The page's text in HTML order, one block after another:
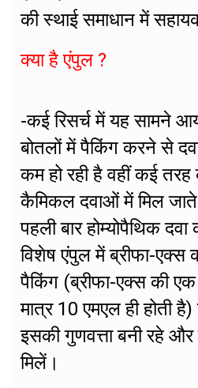
की स्थाई समाधान में
क्या है एंपुल ?
-कई रिसर्च में यह सामने
बोतलों में पैकिंग करने से
कम हो रही है वहीं कई
कैमिकल दवाओं में मिल
पहली बार होम्योपैथिक
विशेष एंपुल में ब्रीफा-एक्स
पैकिंग (ब्रीफा-एक्स की एक
मात्र 10 एमएल ही होती
इसकी गुणवत्ता बनी रहे
मिलें।